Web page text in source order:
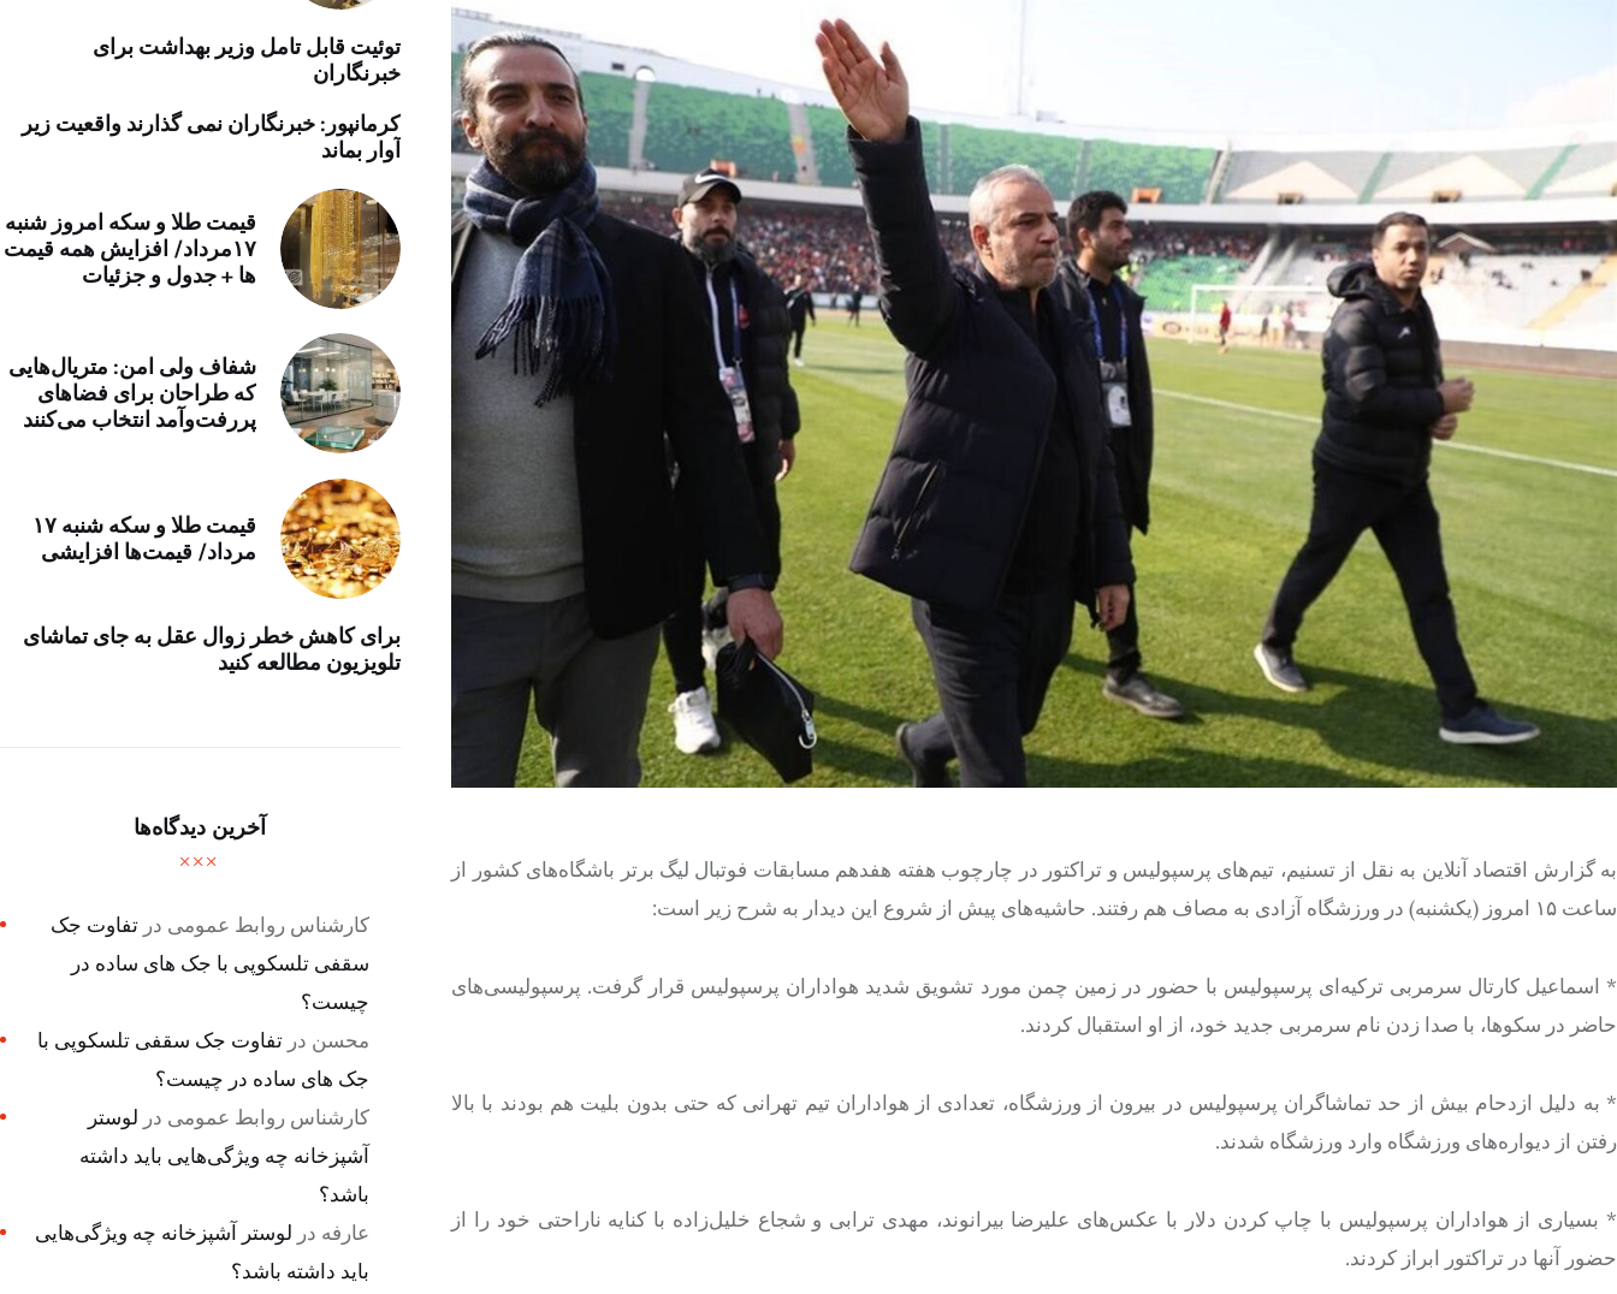
به گزارش اقتصاد آنلاین به نقل از تسنیم، تیم‌های پرسپولیس و تراکتور در چارچوب هفته هفدهم مسابقات فوتبال لیگ برتر باشگاه‌های کشور از
ساعت ۱۵ امروز (یکشنبه) در ورزشگاه آزادی به مصاف هم رفتند. حاشیه‌های پیش از شروع این دیدار به شرح زیر است:
* اسماعیل کارتال سرمربی ترکیه‌ای پرسپولیس با حضور در زمین چمن مورد تشویق شدید هواداران پرسپولیس قرار گرفت. پرسپولیسی‌های
حاضر در سکوها، با صدا زدن نام سرمربی جدید خود، از او استقبال کردند.
* به دلیل ازدحام بیش از حد تماشاگران پرسپولیس در بیرون از ورزشگاه، تعدادی از هواداران تیم تهرانی که حتی بدون بلیت هم بودند با بالا
رفتن از دیواره‌های ورزشگاه وارد ورزشگاه شدند.
* بسیاری از هواداران پرسپولیس با چاپ کردن دلار با عکس‌های علیرضا بیرانوند، مهدی ترابی و شجاع خلیل‌زاده با کنایه ناراحتی خود را از
حضور آنها در تراکتور ابراز کردند.
توئیت قابل تامل وزیر بهداشت برای
خبرنگاران
کرمانپور: خبرنگاران نمی گذارند واقعیت زیر
آوار بماند
قیمت طلا و سکه امروز شنبه
۱۷مرداد/ افزایش همه قیمت
ها + جدول و جزئیات
شفاف ولی امن: متریال‌هایی
که طراحان برای فضاهای
پررفت‌وآمد انتخاب می‌کنند
قیمت طلا و سکه شنبه ۱۷
مرداد/ قیمت‌ها افزایشی
برای کاهش خطر زوال عقل به جای تماشای
تلویزیون مطالعه کنید
آخرین دیدگاه‌ها
کارشناس روابط عمومی در تفاوت جک
سقفی تلسکوپی با جک های ساده در
چیست؟
محسن در تفاوت جک سقفی تلسکوپی با
جک های ساده در چیست؟
کارشناس روابط عمومی در لوستر
آشپزخانه چه ویژگی‌هایی باید داشته
باشد؟
عارفه در لوستر آشپزخانه چه ویژگی‌هایی
باید داشته باشد؟